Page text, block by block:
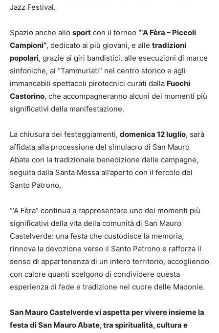
Jazz Festival.
Spazio anche allo sport con il torneo “‘A Fèra – Piccoli
Campioni”, dedicato ai più giovani, e alle tradizioni
popolari, grazie ai giri bandistici, alle esecuzioni di marce
sinfoniche, ai “Tammuriati” nel centro storico e agli
immancabili spettacoli pirotecnici curati dalla Fuochi
Castorino, che accompagneranno alcuni dei momenti più
significativi della manifestazione.
La chiusura dei festeggiamenti, domenica 12 luglio, sarà
affidata alla processione del simulacro di San Mauro
Abate con la tradizionale benedizione delle campagne,
seguita dalla Santa Messa all’aperto con il fercolo del
Santo Patrono.
“‘A Fèra” continua a rappresentare uno dei momenti più
significativi della vita della comunità di San Mauro
Castelverde: una festa che custodisce la memoria,
rinnova la devozione verso il Santo Patrono e rafforza il
senso di appartenenza di un intero territorio, accogliendo
con calore quanti scelgono di condividere questa
esperienza di fede e tradizione nel cuore delle Madonie.
San Mauro Castelverde vi aspetta per vivere insieme la
festa di San Mauro Abate, tra spiritualità, cultura e